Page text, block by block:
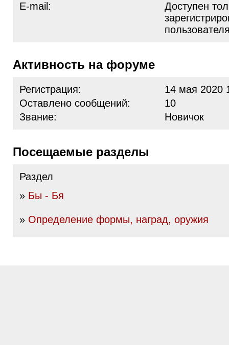
E-mail:
Доступен
Активность на форуме
Регистрация:
14 мая 2020
Оставлено сообщений:
10
Звание:
Новичок
Посещаемые разделы
Раздел
» Бы - Бя
» Определение формы, наград, оружия